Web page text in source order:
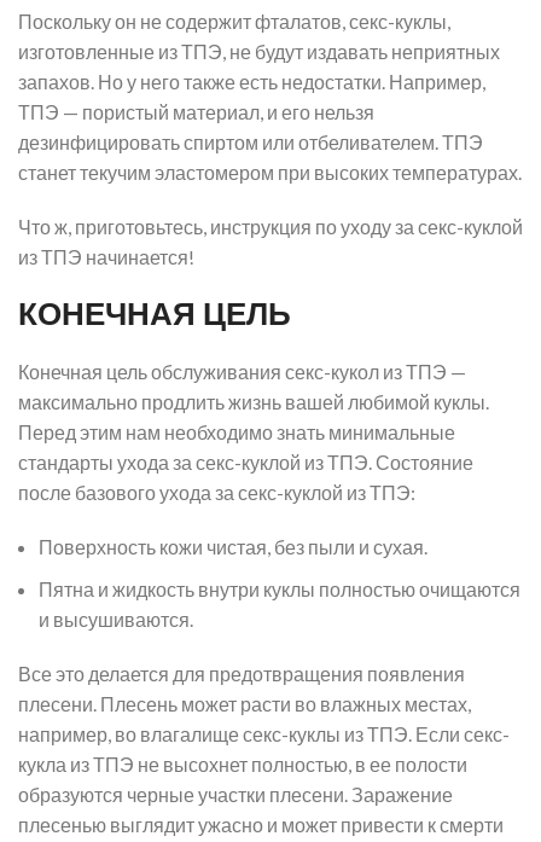
Поскольку он не содержит фталатов, секс-куклы,
изготовленные из ТПЭ, не будут издавать неприятных
запахов. Но у него также есть недостатки. Например,
ТПЭ — пористый материал, и его нельзя
дезинфицировать спиртом или отбеливателем. ТПЭ
станет текучим эластомером при высоких температурах.
Что ж, приготовьтесь, инструкция по уходу за секс-куклой
из ТПЭ начинается!
КОНЕЧНАЯ ЦЕЛЬ
Конечная цель обслуживания секс-кукол из ТПЭ —
максимально продлить жизнь вашей любимой куклы.
Перед этим нам необходимо знать минимальные
стандарты ухода за секс-куклой из ТПЭ. Состояние
после базового ухода за секс-куклой из ТПЭ:
Поверхность кожи чистая, без пыли и сухая.
Пятна и жидкость внутри куклы полностью очищаются
и высушиваются.
Все это делается для предотвращения появления
плесени. Плесень может расти во влажных местах,
например, во влагалище секс-куклы из ТПЭ. Если секс-
кукла из ТПЭ не высохнет полностью, в ее полости
образуются черные участки плесени. Заражение
плесенью выглядит ужасно и может привести к смерти